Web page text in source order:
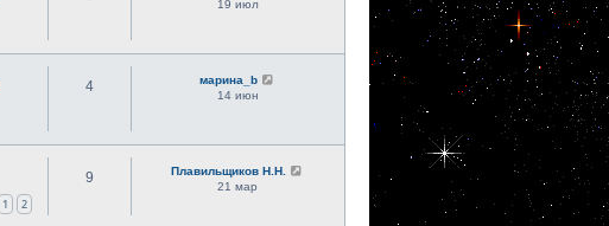
19 июл
4
марина_b
14 июн
1 2
9
Плавильщиков Н.Н.
21 мар